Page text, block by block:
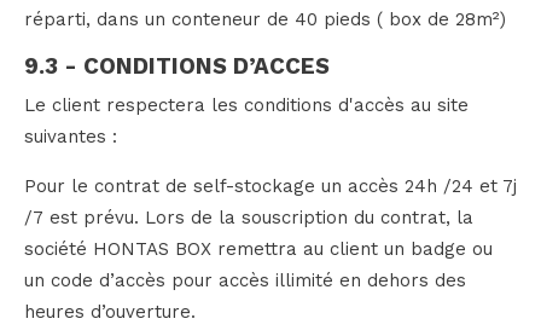
réparti, dans un conteneur de 40 pieds ( box de 28m²)
9.3 - CONDITIONS D’ACCES
Le client respectera les conditions d'accès au site
suivantes :
Pour le contrat de self-stockage un accès 24h /24 et 7j
/7 est prévu. Lors de la souscription du contrat, la
société HONTAS BOX remettra au client un badge ou
un code d’accès pour accès illimité en dehors des
heures d’ouverture.